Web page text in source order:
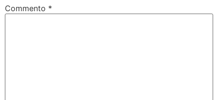
Commento *